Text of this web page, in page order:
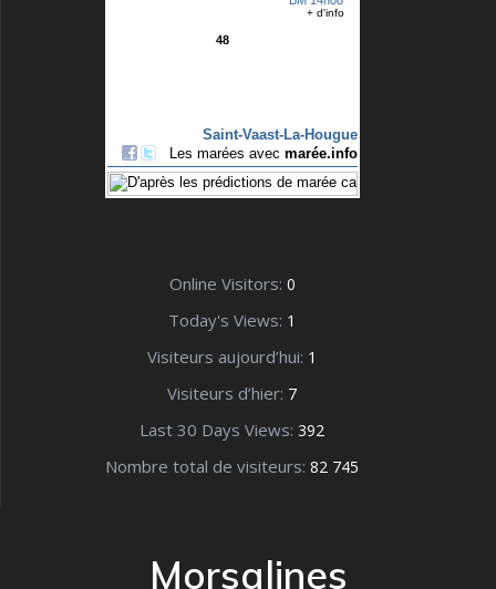
Online Visitors: 0
Today's Views: 1
Visiteurs aujourd’hui: 1
Visiteurs d’hier: 7
Last 30 Days Views: 392
Nombre total de visiteurs: 82 745
Morsalines